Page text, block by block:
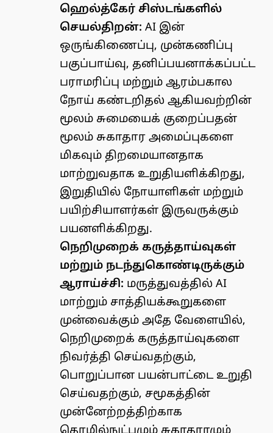
ஹெல்த்கேர் சிஸ்டங்களில்
செயல்திறன்: AI இன்
ஒருங்கிணைப்பு, முன்கணிப்பு
பகுப்பாய்வு, தனிப்பயனாக்கப்பட்ட
பராமரிப்பு மற்றும் ஆரம்பகால
நோய் கண்டறிதல் ஆகியவற்றின்
மூலம் சுமையைக் குறைப்பதன்
மூலம் சுகாதார அமைப்புகளை
மிகவும் திறமையானதாக
மாற்றுவதாக உறுதியளிக்கிறது,
இறுதியில் நோயாளிகள் மற்றும்
பயிற்சியாளர்கள் இருவருக்கும்
பயனளிக்கிறது.
நெறிமுறைக் கருத்தாய்வுகள்
மற்றும் நடந்துகொண்டிருக்கும்
ஆராய்ச்சி: மருத்துவத்தில் AI
மாற்றும் சாத்தியக்கூறுகளை
முன்வைக்கும் அதே வேளையில்,
நெறிமுறைக் கருத்தாய்வுகளை
நிவர்த்தி செய்வதற்கும்,
பொறுப்பான பயன்பாட்டை உறுதி
செய்வதற்கும், சமூகத்தின்
முன்னேற்றத்திற்காக